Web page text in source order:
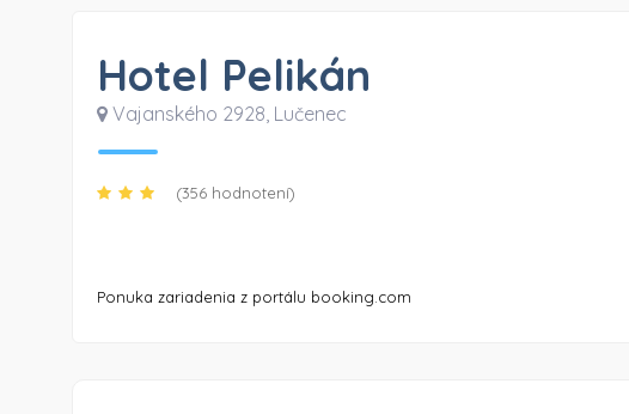
Hotel Pelikán
Vajanského 2928, Lučenec
(356 hodnotení)
Ponuka zariadenia z portálu booking.com